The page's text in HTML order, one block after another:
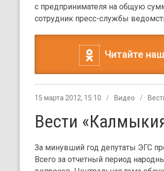
с предпринимателя на общую
сотрудник пресс-службы
Читайте
15 марта 2012, 15:10 Видео
Вести
За минувший год депутаты ЭГС
Всего за отчетный период